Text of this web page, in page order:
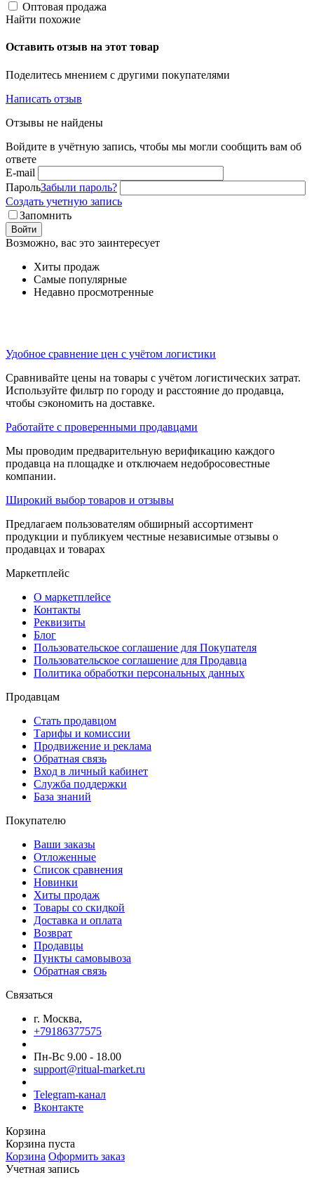
Оптовая продажа
Найти похожие
Оставить отзыв на этот товар
Поделитесь мнением с другими покупателями
Написать отзыв
Отзывы не найдены
Войдите в учётную запись, чтобы мы могли сообщить вам об
ответе
E-mail
ПарольЗабыли пароль?
Создать учетную запись
Запомнить
Войти
Возможно, вас это заинтересует
Хиты продаж
Самые популярные
Недавно просмотренные
Удобное сравнение цен с учётом логистики
Сравнивайте цены на товары с учётом логистических затрат.
Используйте фильтр по городу и расстояние до продавца,
чтобы сэкономить на доставке.
Работайте с проверенными продавцами
Мы проводим предварительную верификацию каждого
продавца на площадке и отключаем недобросовестные
компании.
Широкий выбор товаров и отзывы
Предлагаем пользователям обширный ассортимент
продукции и публикуем честные независимые отзывы о
продавцах и товарах
Маркетплейс
О маркетплейсе
Контакты
Реквизиты
Блог
Пользовательское соглашение для Покупателя
Пользовательское соглашение для Продавца
Политика обработки персональных данных
Продавцам
Стать продавцом
Тарифы и комиссии
Продвижение и реклама
Обратная связь
Вход в личный кабинет
Служба поддержки
База знаний
Покупателю
Ваши заказы
Отложенные
Список сравнения
Новинки
Хиты продаж
Товары со скидкой
Доставка и оплата
Возврат
Продавцы
Пункты самовывоза
Обратная связь
Связаться
г. Москва,
+79186377575
Пн-Вс 9.00 - 18.00
support@ritual-market.ru
Telegram-канал
Вконтакте
Корзина
Корзина пуста
Корзина Оформить заказ
Учетная запись